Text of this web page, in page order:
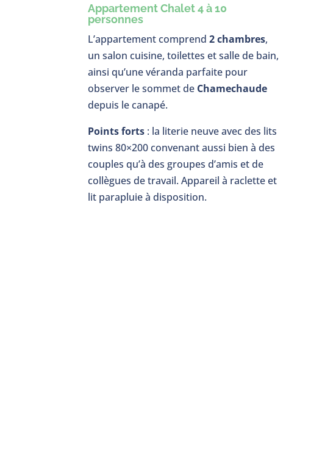
Appartement Chalet 4 à 10
personnes
L’appartement comprend2 chambres,
un salon cuisine, toilettes et salle de bain,
ainsi qu’une véranda parfaite pour
observer le sommet de Chamechaude
depuis le canapé.
Points forts : la literie neuve avec des lits
twins 80×200 convenant aussi bien à des
couples qu’à des groupes d’amis et de
collègues de travail. Appareil à raclette et
lit parapluie à disposition.